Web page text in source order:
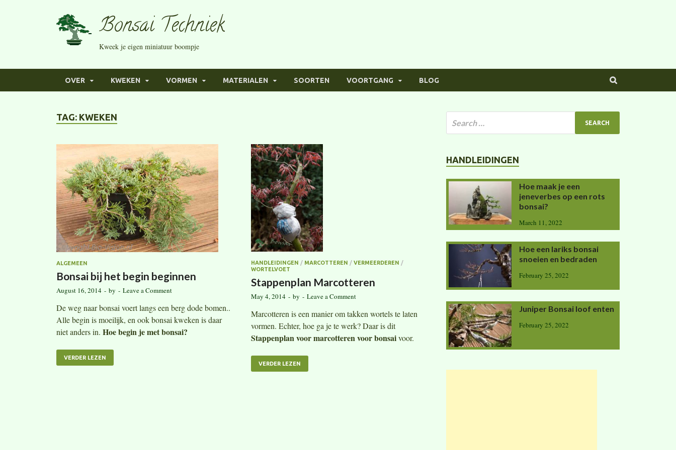
Bonsai Techniek
Kweek je eigen miniatuur boompje
OVER KWEKEN VORMEN MATERIALEN SOORTEN VOORTGANG BLOG
TAG: KWEKEN
ALGEMEEN
Bonsai bij het begin beginnen
August 16, 2014 - by - Leave a Comment
De weg naar bonsai voert langs een berg dode bomen..
Alle begin is moeilijk, en ook bonsai kweken is daar
niet anders in. Hoe begin je met bonsai?
VERDER LEZEN
HANDLEIDINGEN / MARCOTTEREN / VERMEERDEREN /
WORTELVOET
Stappenplan Marcotteren
May 4, 2014 - by - Leave a Comment
Marcotteren is een manier om takken wortels te laten
vormen. Echter, hoe ga je te werk? Daar is dit
Stappenplan voor marcotteren voor bonsaivoor.
VERDER LEZEN
HANDLEIDINGEN
Hoe maak je een
jeneverbes op een rots
bonsai?
March 11, 2022
Hoe een lariks bonsai
snoeien en bedraden
February 25, 2022
Juniper Bonsai loof enten
February 25, 2022